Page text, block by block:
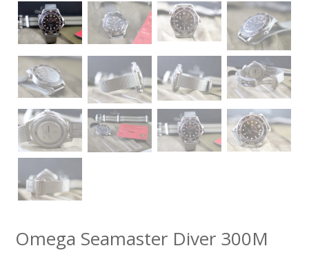
Omega Seamaster Diver 300M